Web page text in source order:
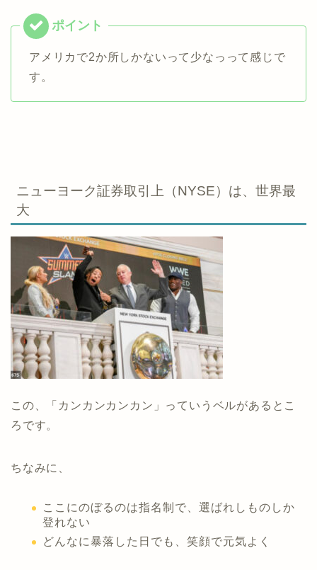
アメリカで2か所しかないって少なっって感じで
す。
ニューヨーク証券取引上（NYSE）は、世界最
大
この、「カンカンカンカン」っていうベルがあるとこ
ろです。
ちなみに、
ここにのぼるのは指名制で、選ばれしものしか
登れない
どんなに暴落した日でも、笑顔で元気よく